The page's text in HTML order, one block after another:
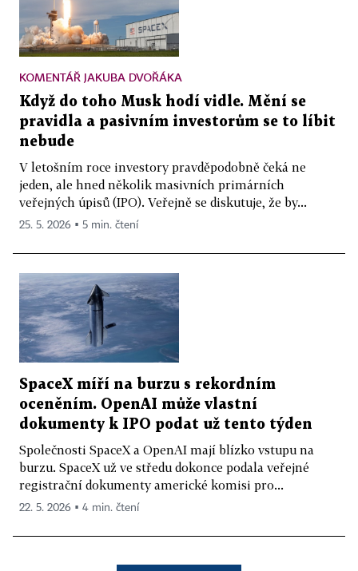
KOMENTÁŘ JAKUBA DVOŘÁKA
Když do toho Musk hodí vidle. Mění se
pravidla a pasivním investorům se to líbit
nebude
V letošním roce investory pravděpodobně čeká ne
jeden, ale hned několik masivních primárních
veřejných úpisů (IPO). Veřejně se diskutuje, že by...
25. 5. 2026 ▪ 5 min. čtení
SpaceX míří na burzu s rekordním
oceněním. OpenAI může vlastní
dokumenty k IPO podat už tento týden
Společnosti SpaceX a OpenAI mají blízko vstupu na
burzu. SpaceX už ve středu dokonce podala veřejné
registrační dokumenty americké komisi pro...
22. 5. 2026 ▪ 4 min. čtení